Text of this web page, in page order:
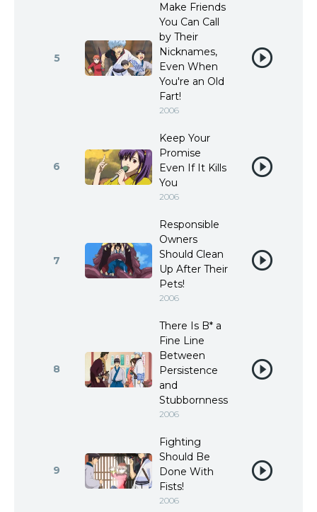
5
Make Friends
You Can Call
by Their
Nicknames,
Even When
You're an Old
Fart!
2006
6
Keep Your
Promise
Even If It Kills
You
2006
7
Responsible
Owners
Should Clean
Up After Their
Pets!
2006
8
There Is B* a
Fine Line
Between
Persistence
and
Stubbornness
2006
9
Fighting
Should Be
Done With
Fists!
2006